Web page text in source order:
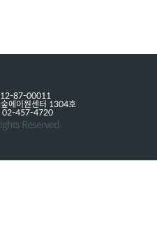
87-00011
에이원센터 1304호
02-457-4720
Reserved.